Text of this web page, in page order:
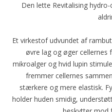
Den lette Revitalising
Et virkestof udvundet af
øvre lag og øger cellernes
mikroalger og hvid lupin
fremmer cellernes
stærkere og mere elastisk.
holder huden smidig,